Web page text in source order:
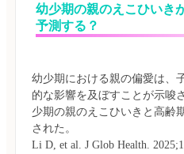
幼少期の親のえこひいき
予測する？
幼少期における親の偏愛は、
的な影響を及ぼすことが示唆
少期の親のえこひいきと高齢
された。